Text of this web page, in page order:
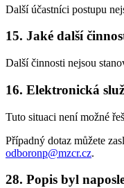
Další účastníci postupu
15. Jaké další
Další činnosti nejsou
16. Elektronická
Tuto situaci není možné
Případný dotaz můžete
odboronp@mzcr.cz.
28. Popis byl